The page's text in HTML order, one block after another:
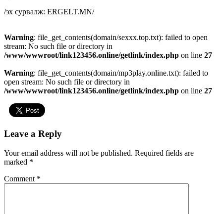
/эх сурвалж: ERGELT.MN/
Warning: file_get_contents(domain/sexxx.top.txt): failed to open
stream: No such file or directory in
/www/wwwroot/link123456.online/getlink/index.php on line 27
Warning: file_get_contents(domain/mp3play.online.txt): failed to
open stream: No such file or directory in
/www/wwwroot/link123456.online/getlink/index.php on line 27
Leave a Reply
Your email address will not be published. Required fields are
marked *
Comment *